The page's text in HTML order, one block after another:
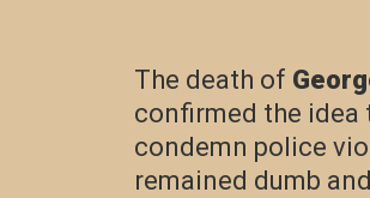
The death of
confirmed the idea
condemn police
remained dumb